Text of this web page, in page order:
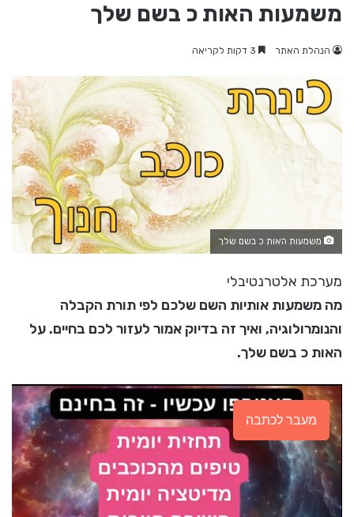
משמעות האות כ בשם שלך
הנהלת האתר
משמעות האות כ בשם שלך
מערכת אלטרנטיבלי
מה משמעות אותיות השם שלכם לפי תורת הקבלה
והנומרולוגיה, ואיך זה בדיוק אמור לעזור לכם בחיים. על
האות כ בשם שלך.
מעבר לכתבה